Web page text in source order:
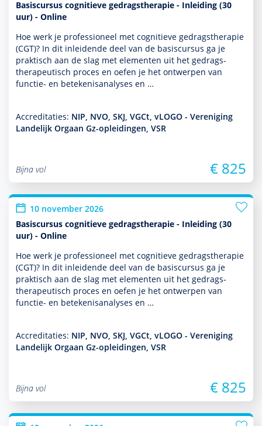
Basiscursus cognitieve gedragstherapie - Inleiding (30
uur) - Online
Hoe werk je professioneel met cogni­tieve gedrags­thera­pie
(CGT)? In dit inleidende deel van de basis­cursus ga je
prak­tisch aan de slag met elementen uit het gedrags­
thera­peu­tisch proces en oefen je het ontwerpen van
functie- en bete­kenisanalyses en …
Accreditaties: NIP, NVO, SKJ, VGCt, vLOGO - Vereniging
Landelijk Orgaan Gz-opleidingen, VSR
Bijna vol € 825
10 november 2026
Basiscursus cognitieve gedragstherapie - Inleiding (30
uur) - Online
Hoe werk je professioneel met cogni­tieve gedrags­thera­pie
(CGT)? In dit inleidende deel van de basis­cursus ga je
prak­tisch aan de slag met elementen uit het gedrags­
thera­peu­tisch proces en oefen je het ontwerpen van
functie- en bete­kenisanalyses en …
Accreditaties: NIP, NVO, SKJ, VGCt, vLOGO - Vereniging
Landelijk Orgaan Gz-opleidingen, VSR
Bijna vol € 825